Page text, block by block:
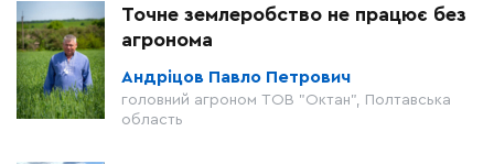
Точне землеробство не працює без
агронома
Андріцов Павло Петрович
головний агроном ТОВ "Октан", Полтавська
область